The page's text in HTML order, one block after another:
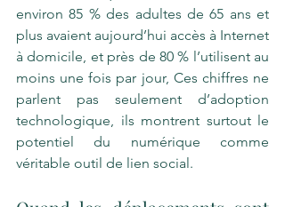
environ 85 % des adultes de 65 ans et
plus avaient aujourd’hui accès à Internet
à domicile, et près de 80 % l’utilisent au
moins une fois par jour, Ces chiffres ne
parlent pas seulement d’adoption
technologique, ils montrent surtout le
potentiel du numérique comme
véritable outil de lien social.